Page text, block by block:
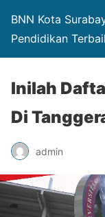
BNN Kota
Pendidikan
Inilah
Di
admin